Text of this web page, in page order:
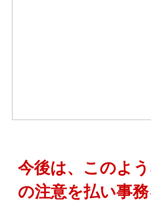
今後は、このよ
の注意を払い事